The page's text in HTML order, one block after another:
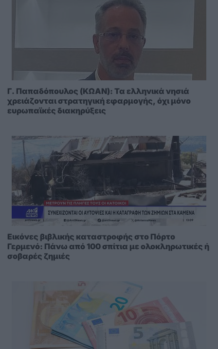
Γ. Παπαδόπουλος (ΚΩΑΝ): Τα ελληνικά νησιά
χρειάζονται στρατηγική εφαρμογής, όχι μόνο
ευρωπαϊκές διακηρύξεις
Εικόνες βιβλικής καταστροφής στο Πόρτο
Γερμενό: Πάνω από 100 σπίτια με ολοκληρωτικές ή
σοβαρές ζημιές